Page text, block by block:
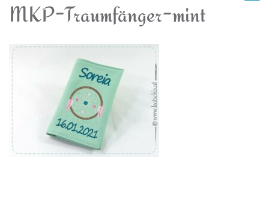
MKP-Traumfänger-mint